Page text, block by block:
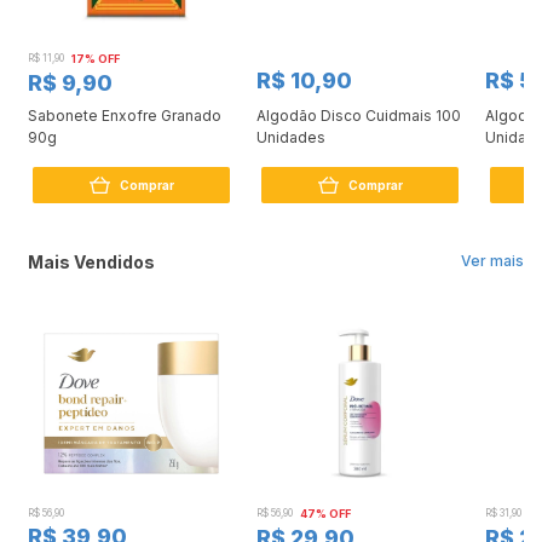
R$ 11,90 17% OFF
R$ 9,90
Sabonete Enxofre Granado
90g
Comprar
R$ 10,90
Algodão Disco Cuidmais 100
Unidades
Comprar
R$
Ver mais
Mais Vendidos
R$ 56,90
R$ 39,90
R$ 56,90 47% OFF R$ 31,90